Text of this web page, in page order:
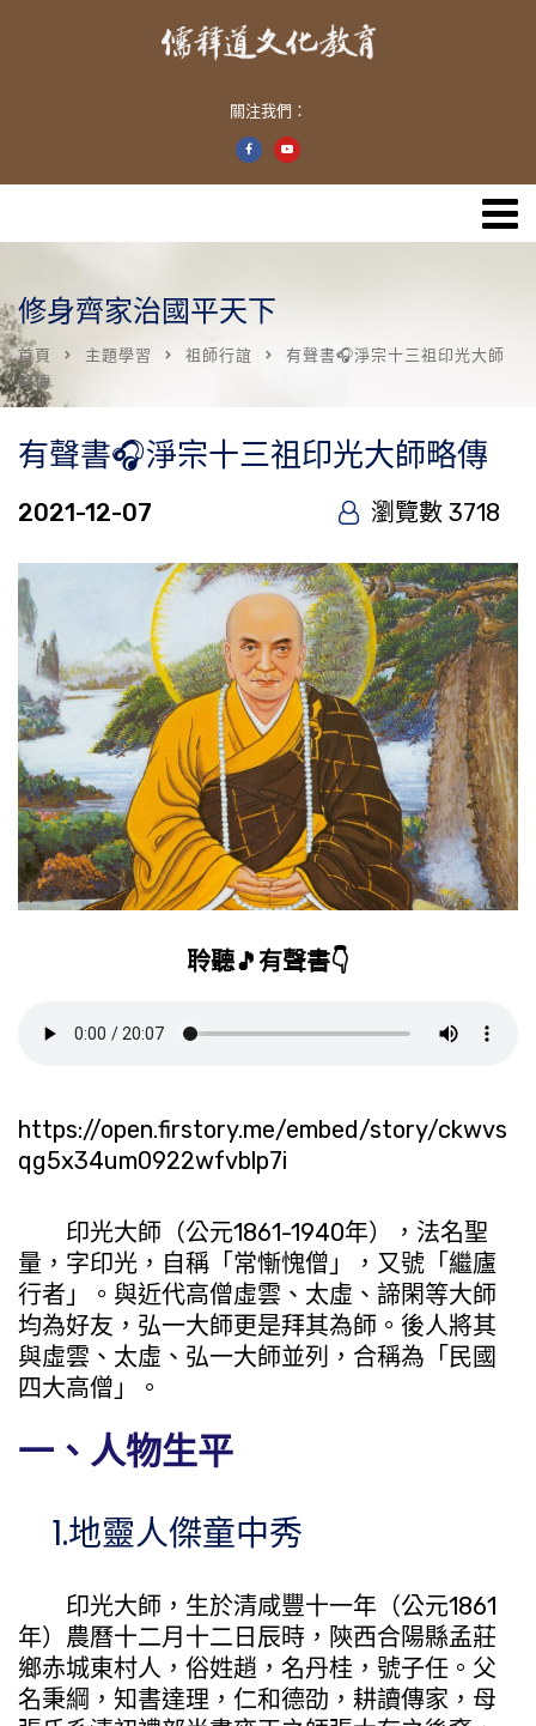
關注我們：
修身齊家治國平天下
首頁 主題學習 祖師行誼
有聲書🎧淨宗十三祖印光大師
略傳
有聲書🎧淨宗十三祖印光大師略傳
2021-12-07 瀏覽數 3718
聆聽🎵有聲書👇️
https://open.firstory.me/embed/story/ckwvs
qg5x34um0922wfvblp7i
印光大師（公元1861-1940年），法名聖
量，字印光，自稱「常慚愧僧」，又號「繼廬
行者」。與近代高僧虛雲、太虛、諦閑等大師
均為好友，弘一大師更是拜其為師。後人將其
與虛雲、太虛、弘一大師並列，合稱為「民國
四大高僧」。
一、人物生平
1.地靈人傑童中秀
印光大師，生於清咸豐十一年（公元1861
年）農曆十二月十二日辰時，陝西合陽縣孟莊
鄉赤城東村人，俗姓趙，名丹桂，號子任。父
名秉綱，知書達理，仁和德劭，耕讀傳家，母